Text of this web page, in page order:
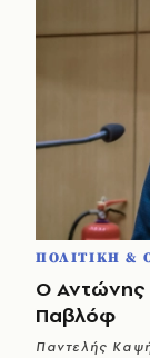
ΠΟΛΙΤΙΚΗ &
Ο Αντώνης
Παβλόφ
Παντελής